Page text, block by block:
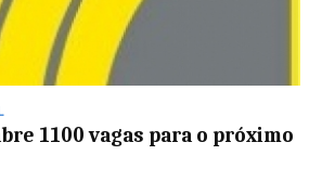
1100 vagas para o próximo